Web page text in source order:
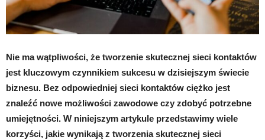
Nie ma wątpliwości, że tworzenie skutecznej sieci kontaktów
jest kluczowym czynnikiem sukcesu w dzisiejszym świecie
biznesu. Bez odpowiedniej sieci kontaktów ciężko jest
znaleźć nowe możliwości zawodowe czy zdobyć potrzebne
umiejętności. W niniejszym artykule przedstawimy wiele
korzyści, jakie wynikają z tworzenia skutecznej sieci